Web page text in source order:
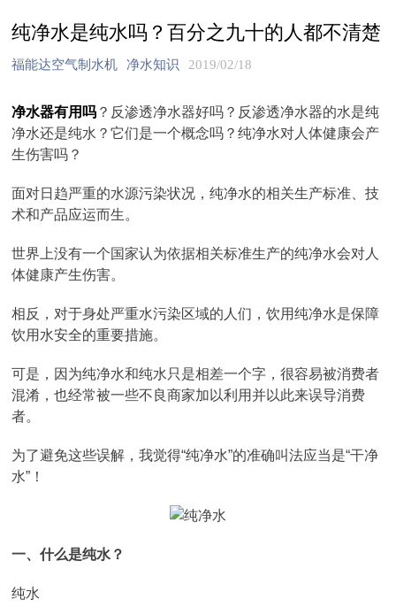
纯净水是纯水吗？百分之九十的人都不清楚
福能达空气制水机 净水知识 2019/02/18
净水器有用吗 ？反渗透净水器好吗？反渗透净水器的水是纯
净水还是纯水？它们是一个概念吗？纯净水对人体健康会产
生伤害吗？
面对日趋严重的水源污染状况，纯净水的相关生产标准、技
术和产品应运而生。
世界上没有一个国家认为依据相关标准生产的纯净水会对人
体健康产生伤害。
相反，对于身处严重水污染区域的人们，饮用纯净水是保障
饮用水安全的重要措施。
可是，因为纯净水和纯水只是相差一个字，很容易被消费者
混淆，也经常被一些不良商家加以利用并以此来误导消费
者。
为了避免这些误解，我觉得“纯净水”的准确叫法应当是“干净
水”！
一、什么是纯水？
纯水